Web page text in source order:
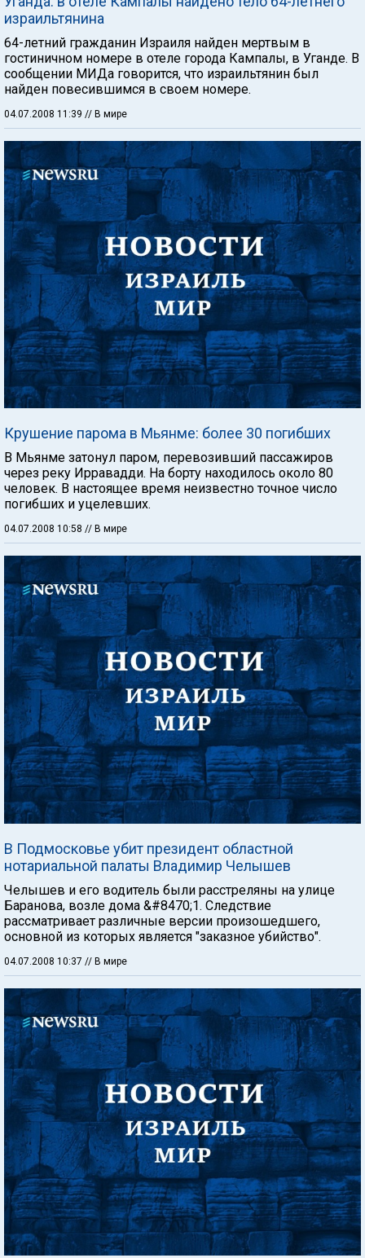
израильтянина
64-летний гражданин Израиля найден мертвым в
гостиничном номере в отеле города Кампалы, в Уганде. В
сообщении МИДа говорится, что израильтянин был
найден повесившимся в своем номере.
04.07.2008 11:39 // В мире
Крушение парома в Мьянме: более 30 погибших
В Мьянме затонул паром, перевозивший пассажиров
через реку Ирравадди. На борту находилось около 80
человек. В настоящее время неизвестно точное число
погибших и уцелевших.
04.07.2008 10:58 // В мире
В Подмосковье убит президент областной
нотариальной палаты Владимир Челышев
Челышев и его водитель были расстреляны на улице
Баранова, возле дома &#8470;1. Следствие
рассматривает различные версии произошедшего,
основной из которых является "заказное убийство".
04.07.2008 10:37 // В мире